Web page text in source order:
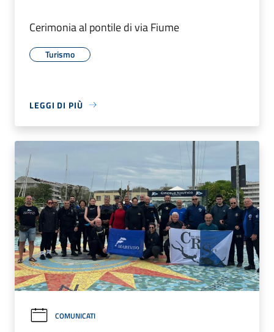
Cerimonia al pontile di via Fiume
Turismo
LEGGI DI PIÙ
COMUNICATI